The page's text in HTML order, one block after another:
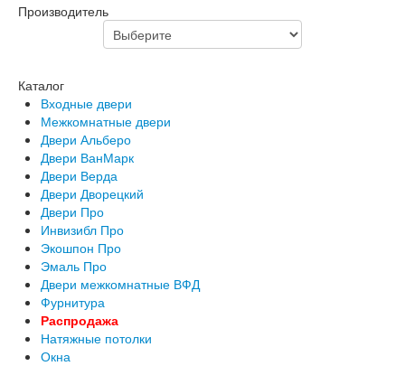
Производитель
Каталог
Входные двери
Межкомнатные двери
Двери Альберо
Двери ВанМарк
Двери Верда
Двери Дворецкий
Двери Про
Инвизибл Про
Экошпон Про
Эмаль Про
Двери межкомнатные ВФД
Фурнитура
Распродажа
Натяжные потолки
Окна